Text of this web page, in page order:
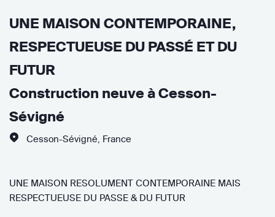
UNE MAISON CONTEMPORAINE,
RESPECTUEUSE DU PASSÉ ET DU
FUTUR
Construction neuve à Cesson-
Sévigné
Cesson-Sévigné France
UNE MAISON RESOLUMENT CONTEMPORAINE MAIS
RESPECTUEUSE DU PASSE & DU FUTUR